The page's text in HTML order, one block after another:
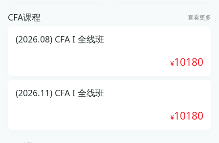
CFA课程 查看更多
(2026.08) CFA I 全线班
10180
(2026.11) CFA I 全线班
10180